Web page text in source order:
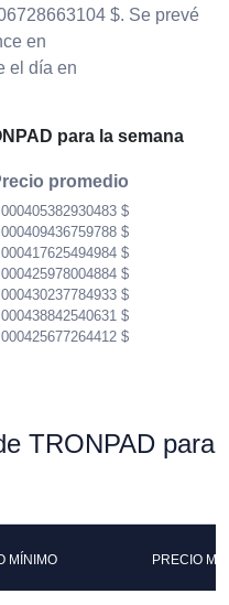
$. Se prevé
en
el día en
para la semana
promedio
$
$
$
$
$
$
$
TRONPAD para
MÍNIMO PRECIO